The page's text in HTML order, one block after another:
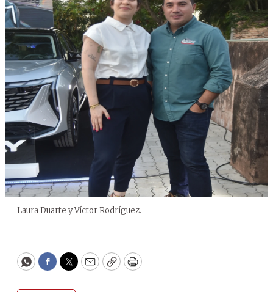
Laura Duarte y Víctor Rodríguez.
WhatsApp
Facebook
Twitter
EmailCopyPrint